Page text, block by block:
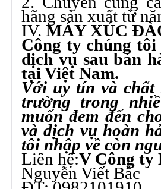
hãng sản xuất từ
IV.MÁY XÚC
Công ty chúng
dịch vụ sau bán
tại Việt Nam.
Với uy tín và
trường trong
muốn đem đến
và dịch vụ hoàn
tôi nhập về còn
Liên hệ:V Công ty
Nguyễn Viết Bắc